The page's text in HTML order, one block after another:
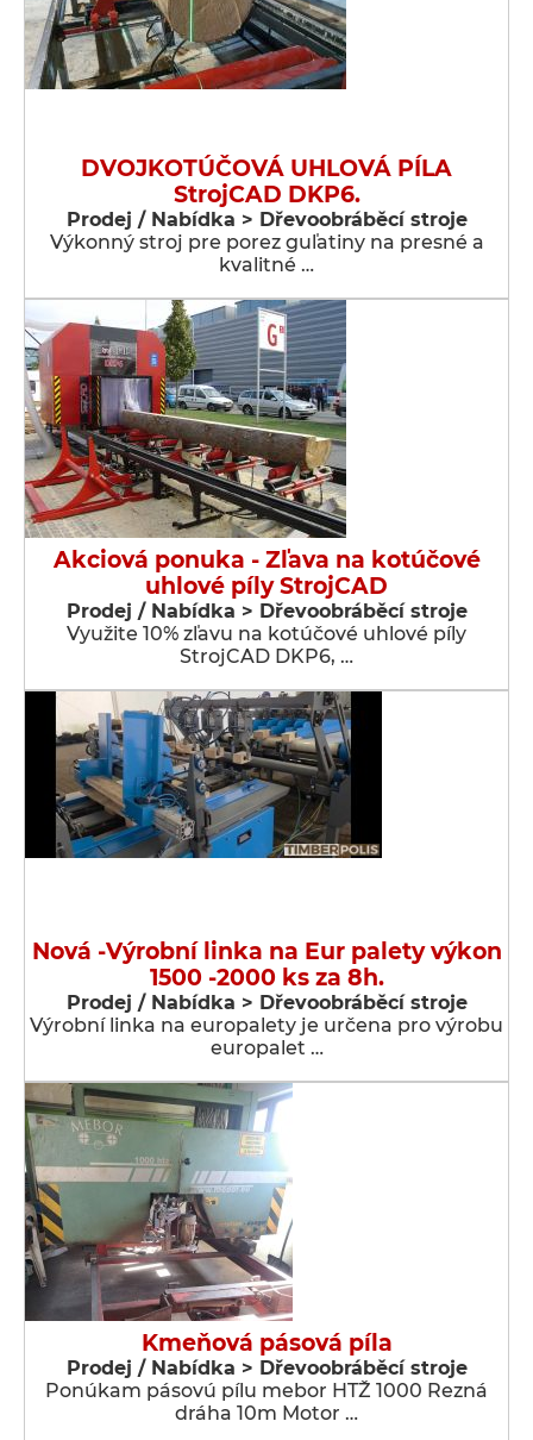
DVOJKOTÚČOVÁ UHLOVÁ PÍLA
StrojCAD DKP6.
Prodej / Nabídka > Dřevoobráběcí stroje
Výkonný stroj pre porez guľatiny na presné a
kvalitné …
Akciová ponuka - Zľava na kotúčové
uhlové píly StrojCAD
Prodej / Nabídka > Dřevoobráběcí stroje
Využite 10% zľavu na kotúčové uhlové píly
StrojCAD DKP6, …
Nová -Výrobní linka na Eur palety výkon
1500 -2000 ks za 8h.
Prodej / Nabídka > Dřevoobráběcí stroje
Výrobní linka na europalety je určena pro výrobu
europalet …
Kmeňová pásová píla
Prodej / Nabídka > Dřevoobráběcí stroje
Ponúkam pásovú pílu mebor HTŽ 1000 Rezná
dráha 10m Motor …